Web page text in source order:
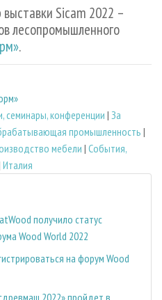
Sicam 2022 –
лесопромышленного
.
семинары, конференции | За
промышленность |
мебели | События,
Италия
получило статус
Wood World 2022
на форум Wood